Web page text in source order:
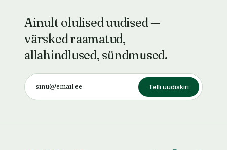
Ainult olulised uudised —
värsked raamatud,
allahindlused, sündmused.
Telli uudiskiri